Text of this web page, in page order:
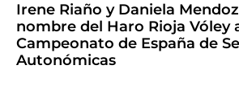
Irene Riaño y Daniela
nombre del Haro Rioja Vóley
Campeonato de España de
Autonómicas